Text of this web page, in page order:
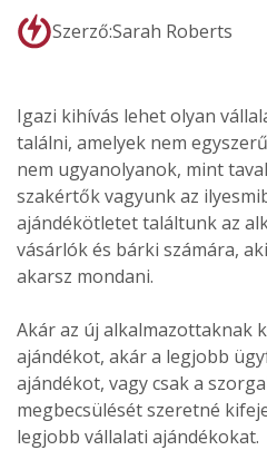
Szerző:Sarah Roberts
Igazi kihívás lehet olyan
találni, amelyek nem
nem ugyanolyanok, mint
szakértők vagyunk az
ajándékötletet találtunk az
vásárlók és bárki számára,
akarsz mondani.
Akár az új alkalmazottaknak
ajándékot, akár a legjobb
ajándékot, vagy csak a
megbecsülését szeretné
legjobb vállalati ajándékokat.